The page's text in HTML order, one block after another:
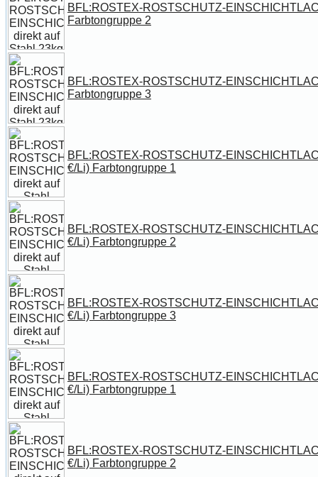
BFL:ROSTEX-ROSTSCHUTZ-
Farbtongruppe 2
BFL:ROSTEX-ROSTSCHUTZ-
Farbtongruppe 3
BFL:ROSTEX-ROSTSCHUTZ-
€/Li) Farbtongruppe 1
BFL:ROSTEX-ROSTSCHUTZ-
€/Li) Farbtongruppe 2
BFL:ROSTEX-ROSTSCHUTZ-
€/Li) Farbtongruppe 3
BFL:ROSTEX-ROSTSCHUTZ-
€/Li) Farbtongruppe 1
BFL:ROSTEX-ROSTSCHUTZ-
€/Li) Farbtongruppe 2